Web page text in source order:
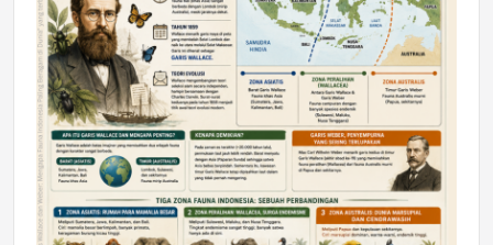
Mahasiswa Samarinda dalam Astra
Honda SDGs Future Leaders 2026
Jumat, 10 Jul 2026 19:01